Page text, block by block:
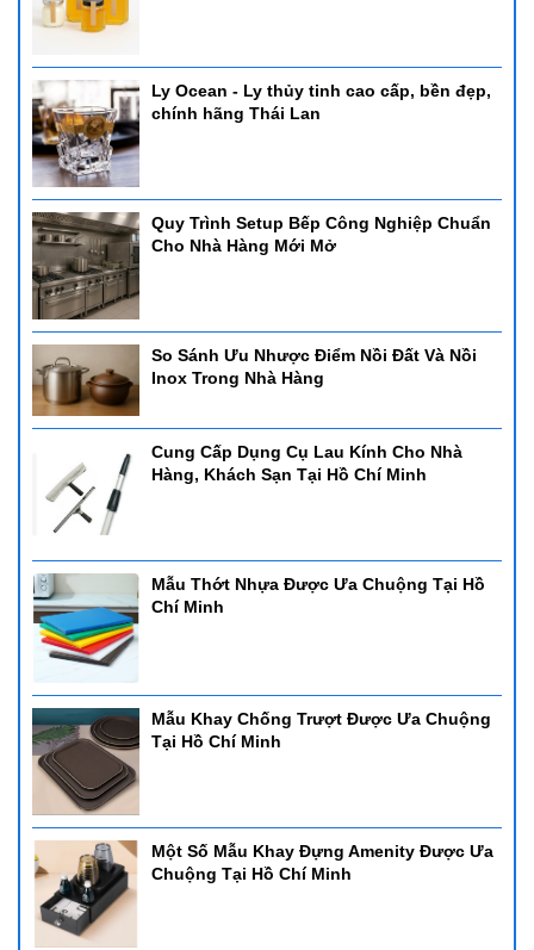
Ly Ocean - Ly thủy tinh cao cấp, bền đẹp,
chính hãng Thái Lan
Quy Trình Setup Bếp Công Nghiệp Chuẩn
Cho Nhà Hàng Mới Mở
So Sánh Ưu Nhược Điểm Nồi Đất Và Nồi
Inox Trong Nhà Hàng
Cung Cấp Dụng Cụ Lau Kính Cho Nhà
Hàng, Khách Sạn Tại Hồ Chí Minh
Mẫu Thớt Nhựa Được Ưa Chuộng Tại Hồ
Chí Minh
Mẫu Khay Chống Trượt Được Ưa Chuộng
Tại Hồ Chí Minh
Một Số Mẫu Khay Đựng Amenity Được Ưa
Chuộng Tại Hồ Chí Minh